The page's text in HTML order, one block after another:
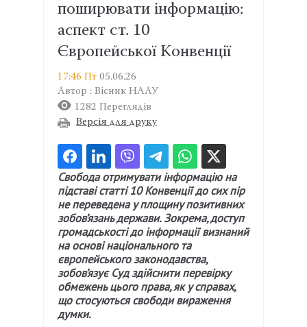
поширювати інформацію:
аспект ст. 10
Європейської Конвенції
17:46 Пт 05.06.26
Автор : Вісник НААУ
1282 Переглядів
Версія для друку
Свобода отримувати інформацію на
підставі статті 10 Конвенції до сих пір
не переведена у площину позитивних
зобов’язань держави. Зокрема, доступ
громадськості до інформації визнаний
на основі національного та
європейського законодавства,
зобов’язує Суд здійснити перевірку
обмежень цього права, як у справах,
що стосуються свободи вираження
думки.